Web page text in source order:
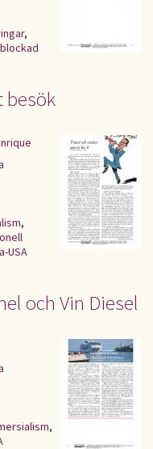
,
blockad
besök
,
USA
och Vin Diesel
,